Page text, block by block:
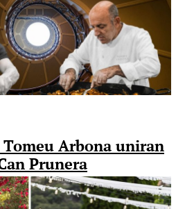
Arbona uniran
Prunera